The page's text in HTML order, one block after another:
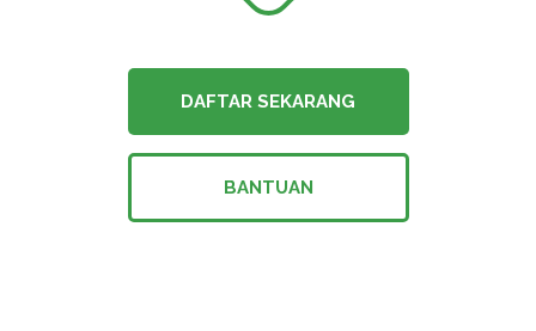
DAFTAR SEKARANG
BANTUAN